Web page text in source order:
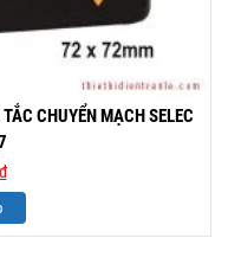
CHUYỂN MẠCH SELEC
₫